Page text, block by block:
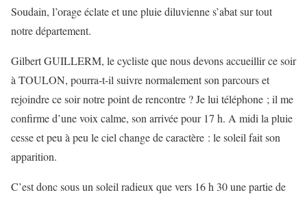
Soudain, l’orage éclate et une pluie diluvienne s’abat sur tout
notre département.
Gilbert GUILLERM, le cycliste que nous devons accueillir ce soir
à TOULON, pourra-t-il suivre normalement son parcours et
rejoindre ce soir notre point de rencontre ? Je lui téléphone ; il me
confirme d’une voix calme, son arrivée pour 17 h. A midi la pluie
cesse et peu à peu le ciel change de caractère : le soleil fait son
apparition.
C’est donc sous un soleil radieux que vers 16 h 30 une partie de